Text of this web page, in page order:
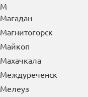
М
Магадан
Магнитогорск
Майкоп
Махачкала
Междуреченск
Мелеуз